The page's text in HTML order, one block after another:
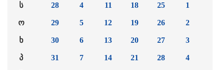
ს
ო
ხ
პ
28
29
30
31
4
5
6
7
11
12
13
14
18
19
20
21
25
26
27
28
1
2
3
4